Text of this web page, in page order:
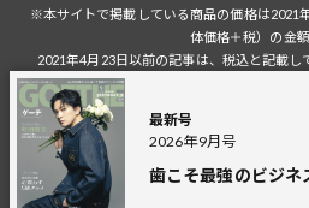
最新号
2026年9月号
歯こそ最強のビジネ
※本サイトで掲載している商品の価格は2021
体価格＋税）の金額
2021年4月23日以前の記事は、税込と記載し
税込の場合の税額は掲載当時の